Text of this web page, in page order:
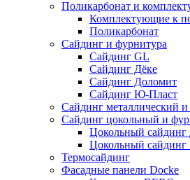
Поликарбонат и
Комплектующие к
Поликарбонат
Сайдинг и фурнитура
Сайдинг GL
Сайдинг Дёке
Сайдинг Доломит
Сайдинг Ю-Пласт
Сайдинг металлический
Сайдинг цокольный и
Цокольный
Цокольный
Термосайдинг
Фасадные панели Docke